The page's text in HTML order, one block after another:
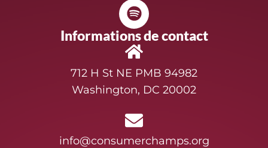
Informations de contact
712 H St NE PMB 94982
Washington, DC 20002
info@consumerchamps.org